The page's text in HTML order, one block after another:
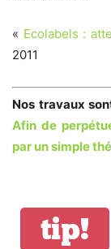
« Ecolabels :
2011
Nos travaux
Afin de
par un simple thé
tip!